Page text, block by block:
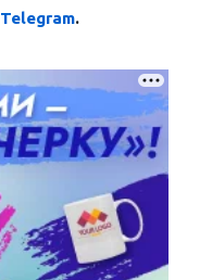
Telegram.